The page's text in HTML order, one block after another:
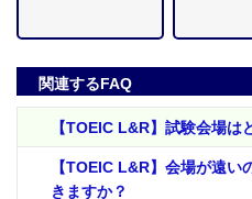
関連するFAQ
【TOEIC L&R】試験会場は
【TOEIC L&R】会場が遠
きますか？